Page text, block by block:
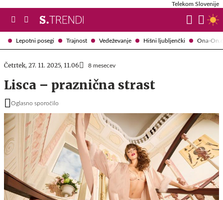
Lepotni posegi Trajnost Vedeževanje Hišni ljubljenčki Ona-
Telekom Slovenije
Četrtek, 27. 11. 2025, 11.06 8 mesecev
Lisca – praznična strast
Oglasno sporočilo